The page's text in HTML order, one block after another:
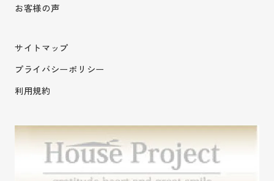
お客様の声
サイトマップ
プライバシーポリシー
利用規約